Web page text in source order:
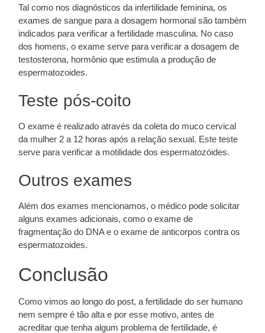
Tal como nos diagnósticos da infertilidade feminina, os
exames de sangue para a dosagem hormonal são também
indicados para verificar a fertilidade masculina. No caso
dos homens, o exame serve para verificar a dosagem de
testosterona, hormônio que estimula a produção de
espermatozoides.
Teste pós-coito
O exame é realizado através da coleta do muco cervical
da mulher 2 a 12 horas após a relação sexual. Este teste
serve para verificar a motilidade dos espermatozóides.
Outros exames
Além dos exames mencionamos, o médico pode solicitar
alguns exames adicionais, como o exame de
fragmentação do DNA e o exame de anticorpos contra os
espermatozoides.
Conclusão
Como vimos ao longo do post, a fertilidade do ser humano
nem sempre é tão alta e por esse motivo, antes de
acreditar que tenha algum problema de fertilidade, é